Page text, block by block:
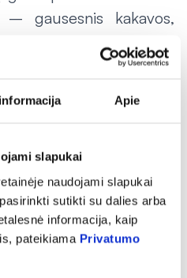
Apie
slapukai
naudojami slapukai
sutikti su dalies arba
informacija, kaip
pateikiama Privatumo
gausesnis kakavos,
sūrio, raudonojo
to, migrena dažniau
teigimu,
dažnai tenka ne tik
priminti nevartoti tų
ligą. Kreiptis į
pataria tada, kai per
priepuoliai,